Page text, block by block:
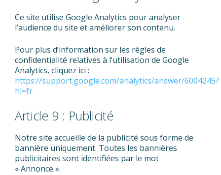
Ce site utilise Google Analytics pour analyser
l’audience du site et améliorer son contenu.
Pour plus d’information sur les règles de
confidentialité relatives à l’utilisation de Google
Analytics, cliquez ici :
https://support.google.com/analytics/answer/6004245?
hl=fr
Article 9 : Publicité
Notre site accueille de la publicité sous forme de
bannière uniquement. Toutes les bannières
publicitaires sont identifiées par le mot
« Annonce ».